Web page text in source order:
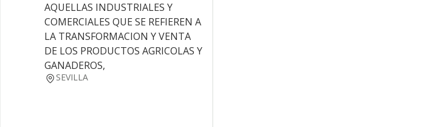
AQUELLAS INDUSTRIALES Y
COMERCIALES QUE SE REFIEREN A
LA TRANSFORMACION Y VENTA
DE LOS PRODUCTOS AGRICOLAS Y
GANADEROS,
SEVILLA